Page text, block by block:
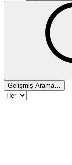
Gelişmiş Arama…